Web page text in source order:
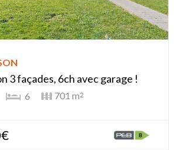
3 façades, 6ch avec garage !
6 701 m2